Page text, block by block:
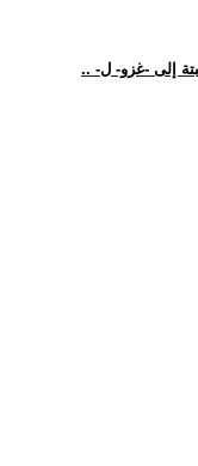
إلى -غزو- ل